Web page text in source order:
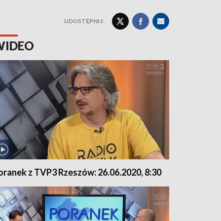
UDOSTĘPNIJ:
z TVP3 Rzeszów: 26.06.2020, 8:30